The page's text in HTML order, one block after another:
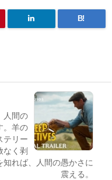
B!
人間の
。羊の
テリー
なく剥
れば、人間の愚かさに
震える。